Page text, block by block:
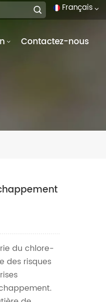
Français
português
한국의
Bulgaria
Contactez-nous
du chlore-
des risques